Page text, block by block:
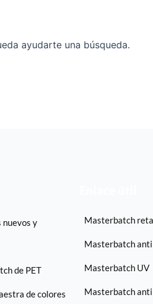
ayudarte una búsqueda.
nuevos y
de PET
de colores
Masterbatch
Masterbatch
Masterbatch UV
Masterbatch